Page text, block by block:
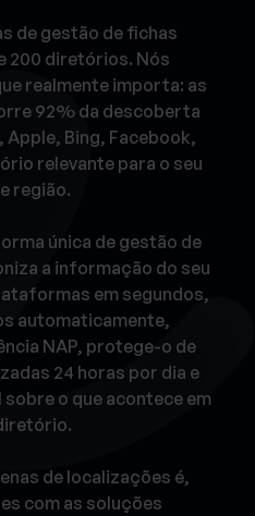
de gestão de fichas
200 diretórios. Nós
realmente importa: as
92% da descoberta
Bing, Facebook,
relevante para o seu
região.
única de gestão de
a informação do seu
em segundos,
automaticamente,
NAP, protege-o de
24 horas por dia e
o que acontece em
de localizações é,
com as soluções